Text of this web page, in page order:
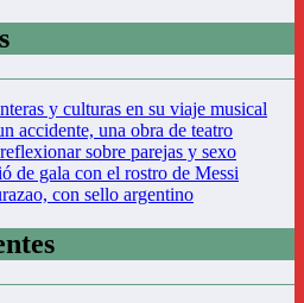
y culturas en su viaje musical
accidente, una obra de teatro
sobre parejas y sexo
de gala con el rostro de Messi
con sello argentino